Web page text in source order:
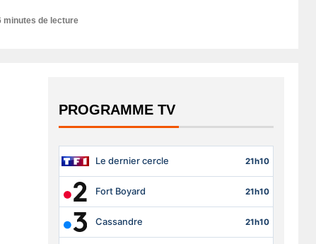
minutes de lecture
PROGRAMME TV